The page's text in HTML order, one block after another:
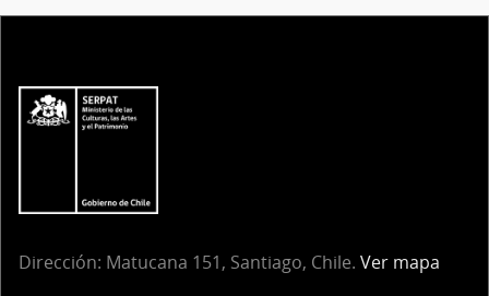
Dirección: Matucana 151, Santiago, Chile. Ver mapa